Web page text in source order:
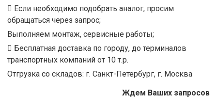
Если необходимо подобрать аналог, просим
обращаться через запрос;
Выполняем монтаж, сервисные работы;
Бесплатная доставка по городу, до терминалов
транспортных компаний от 10 т.р.
Отгрузка со складов: г. Санкт-Петербург, г. Москва
Ждем Ваших запросов